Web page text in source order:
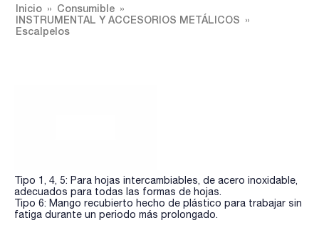
Inicio
Consumible
INSTRUMENTAL Y ACCESORIOS METÁLICOS
Escalpelos
Tipo 1, 4, 5: Para hojas intercambiables, de acero inoxidable,
adecuados para todas las formas de hojas.
Tipo 6: Mango recubierto hecho de plástico para trabajar sin
fatiga durante un periodo más prolongado.